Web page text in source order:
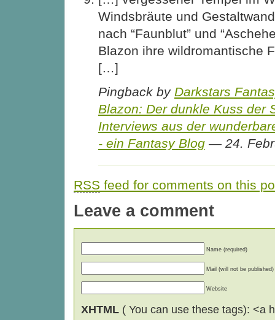
Windsbräute und
nach “Faunblut” und
Blazon ihre wildromantische
[…]
Pingback by Darkstars
Blazon: Der dunkle Kuss der
Interviews aus der
- ein Fantasy Blog — 24.
RSS feed for comments on this
Leave a comment
Name (required)
Mail (will not be published)
Website
XHTML ( You can use these tags): <a